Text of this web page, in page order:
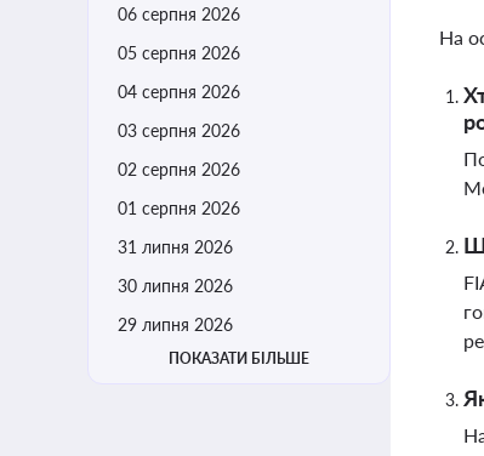
06 серпня 2026
05 серпня 2026
04 серпня 2026
03 серпня 2026
02 серпня 2026
01 серпня 2026
31 липня 2026
30 липня 2026
29 липня 2026
ПОКАЗАТИ БІЛЬШЕ
На